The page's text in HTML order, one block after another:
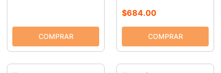
$684.00